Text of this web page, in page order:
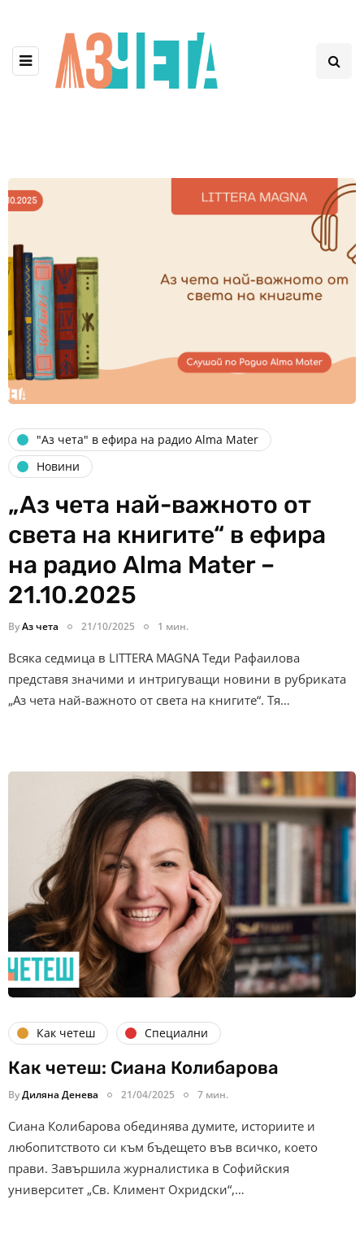
"Аз чета" в ефира на радио Alma Mater
Новини
„Аз чета най-важното от
света на книгите“ в ефира
на радио Alma Mater –
21.10.2025
ByАз чета 21/10/2025 1 мин.
Всяка седмица в LITTERA MAGNA Теди Рафаилова
представя значими и интригуващи новини в рубриката
„Аз чета най-важното от света на книгите“. Тя…
Как четеш Специални
Как четеш: Сиана Колибарова
ByДиляна Денева 21/04/2025 7 мин.
Сиана Колибарова обединява думите, историите и
любопитството си към бъдещето във всичко, което
прави. Завършила журналистика в Софийския
университет „Св. Климент Охридски“,…